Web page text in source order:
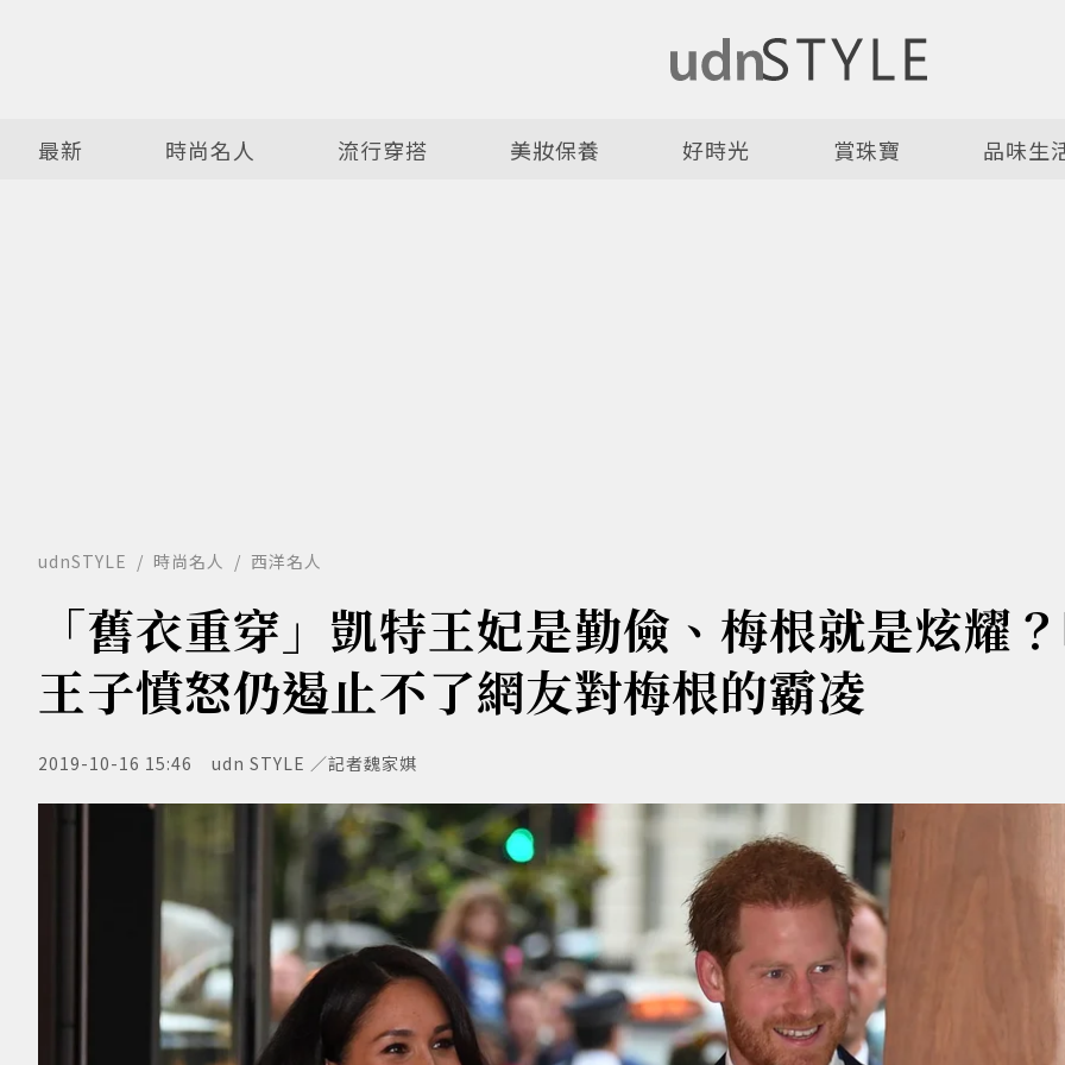
最新 時尚名人 流行穿搭 美妝保養 好時光 賞珠寶 品味生
udnSTYLE 時尚名人 西洋名人
「舊衣重穿」凱特王妃是勤儉、梅根就是炫耀
王子憤怒仍遏止不了網友對梅根的霸凌
2019-10-16 15:46 udn STYLE ／記者魏家娸